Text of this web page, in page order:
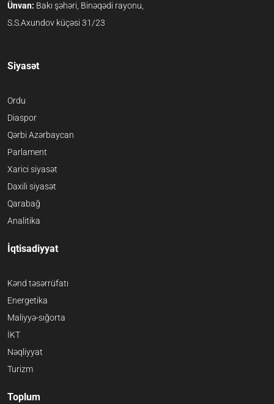
Ünvan: Bakı şəhəri, Binəqədi rayonu,
S.S.Axundov küçəsi 31/23
Siyasət
Ordu
Diaspor
Qərbi Azərbaycan
Parlament
Xarici siyasət
Daxili siyasət
Qarabağ
Analitika
İqtisadiyyat
Kənd təsərrüfatı
Energetika
Maliyyə-sığorta
İKT
Nəqliyyat
Turizm
Toplum